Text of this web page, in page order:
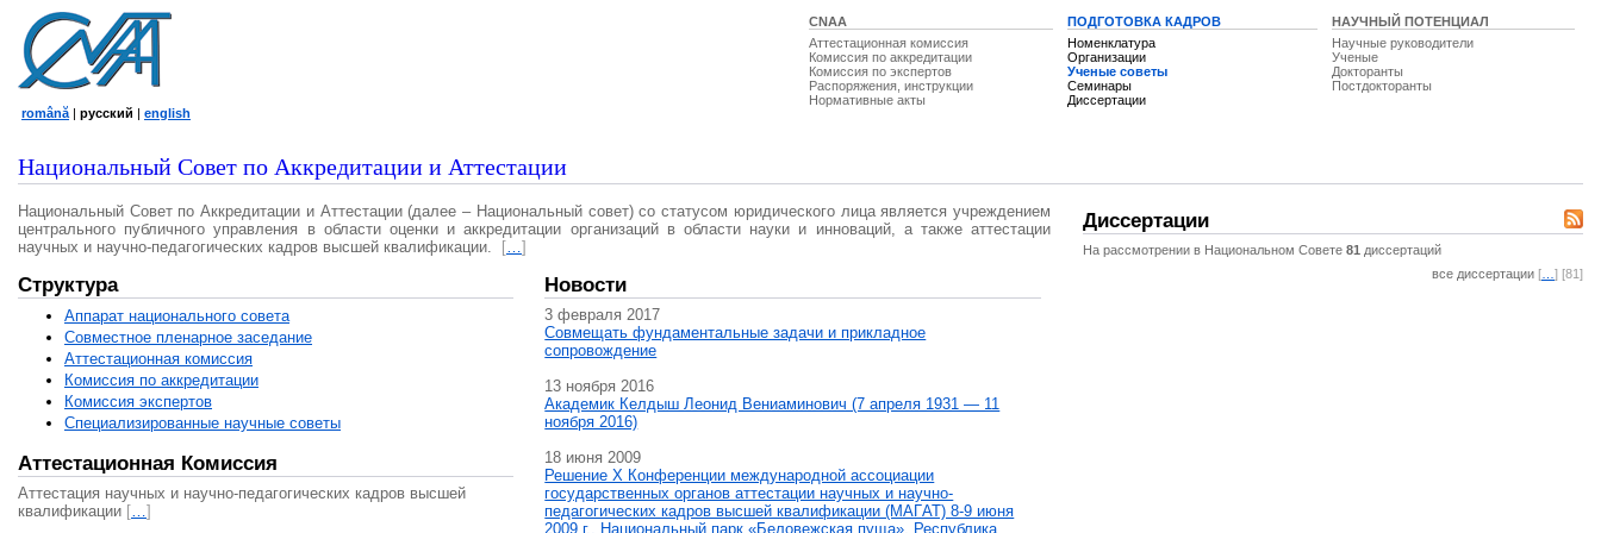
CNAA
Аттестационная комиссия
Комиссия по аккредитации
Комиссия по экспертов
Распоряжения, инструкции
Нормативные акты
ПОДГОТОВКА КАДРОВ
Номенклатура
Организации
Ученые советы
Семинары
Диссертации
НАУЧНЫЙ ПОТЕНЦИАЛ
Научные руководители
Ученые
Докторанты
Постдокторанты
română | русский | english
Национальный Совет по Аккредитации и Аттестации
Национальный Совет по Аккредитации и Аттестации (далее – Национальный совет) со статусом юридического лица является учреждением
центрального публичного управления в области оценки и аккредитации организаций в области науки и инноваций, а также аттестации
научных и научно-педагогических кадров высшей квалификации.
[…]
Структура
Аппарат национального совета
Совместное пленарное заседание
Аттестационная комисcия
Комиссия по аккредитации
Комиссия экспертов
Специализированные научные советы
Аттестационная Комиссия
Аттестация научных и научно-педагогических кадров высшей
квалификации […]
Новости
3 февраля 2017
Совмещать фундаментальные задачи и прикладное
сопровождение
13 ноября 2016
Академик Келдыш Леонид Вениаминович (7 апреля 1931 — 11
ноября 2016)
18 июня 2009
Решение X Конференции международной ассоциации
государственных органов аттестации научных и научно-
педагогических кадров высшей квалификации (МАГAT) 8-9 июня
2009 г., Национальный парк «Беловежская пуща», Республика
Диссертации
На рассмотрении в Национальном Совете 81 диссертаций
все диссертации [ ] [81]